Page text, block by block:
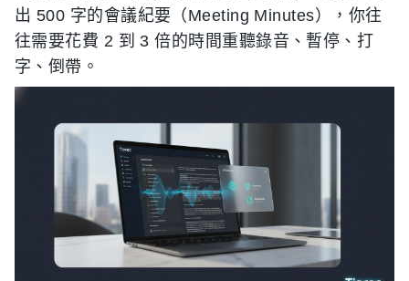
出 500 字的會議紀要（Meeting Minutes），你往
往需要花費 2 到 3 倍的時間重聽錄音、暫停、打
字、倒帶。